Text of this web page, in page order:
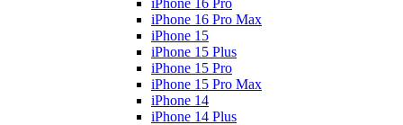
iPhone 16 Pro
iPhone 16 Pro Max
iPhone 15
iPhone 15 Plus
iPhone 15 Pro
iPhone 15 Pro Max
iPhone 14
iPhone 14 Plus